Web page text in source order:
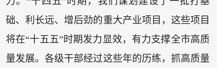
础、利长远、增后劲的重大产业项目，这些项目
将在“十五五”时期发力显效，有力支撑全市高质
量发展。各级干部经过这些年的历练，抓高质量